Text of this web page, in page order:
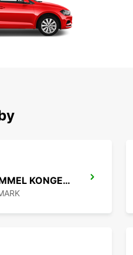
COPENHAGEN GAMMEL KONGEVEJ